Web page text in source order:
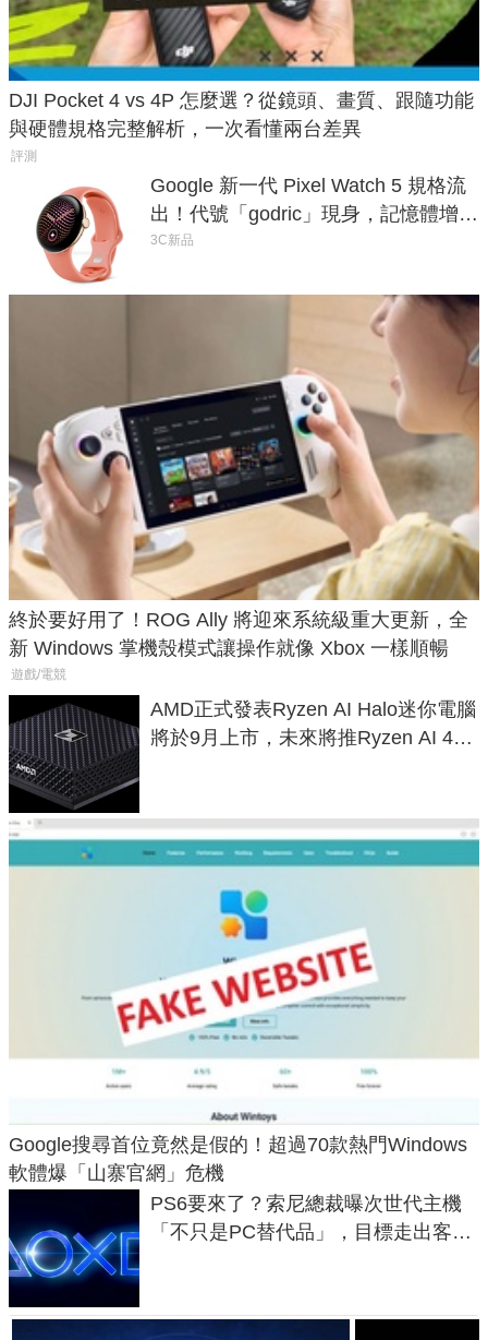
DJI Pocket 4 vs 4P 怎麼選？從鏡頭、畫質、跟隨功能
與硬體規格完整解析，一次看懂兩台差異
評測
Google 新一代 Pixel Watch 5 規格流
出！代號「godric」現身，記憶體增強
鎖定 AI 應用
3C新品
終於要好用了！ROG Ally 將迎來系統級重大更新，全
新 Windows 掌機殼模式讓操作就像 Xbox 一樣順暢
遊戲/電競
AMD正式發表Ryzen AI Halo迷你電腦
將於9月上市，未來將推Ryzen AI 400
Google搜尋首位竟然是假的！超過70款熱門Windows
軟體爆「山寨官網」危機
PS6要來了？索尼總裁曝次世代主機
「不只是PC替代品」，目標走出客